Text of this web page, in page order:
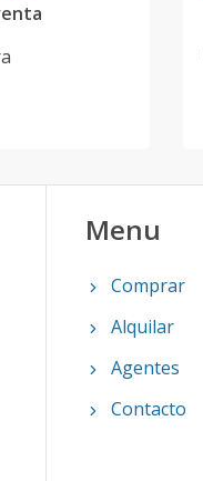
Menu
Comprar
Alquilar
Agentes
Contacto